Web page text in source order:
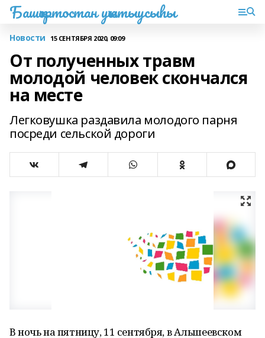
Башҡортостан уҡытыусыһы
Новости 15 СЕНТЯБРЯ 2020, 09:09
От полученных травм
молодой человек скончался
на месте
Легковушка раздавила молодого парня
посреди сельской дороги
В ночь на пятницу, 11 сентября, в Альшеевском